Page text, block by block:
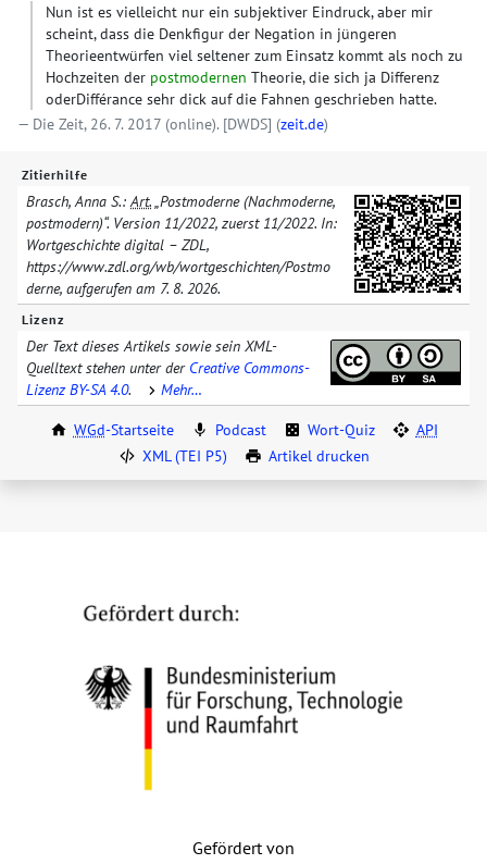
Nun ist es vielleicht nur ein subjektiver Eindruck, aber mir
scheint, dass die Denkfigur der Negation in jüngeren
Theorieentwürfen viel seltener zum Einsatz kommt als noch zu
Hochzeiten der postmodernen Theorie, die sich ja Differenz
oderDifférance sehr dick auf die Fahnen geschrieben hatte.
Die Zeit, 26. 7. 2017 (online). [DWDS] (zeit.de)
Zitierhilfe
Brasch, Anna S.:Art.„Postmoderne (Nachmoderne,
postmodern)“. Version 11/​2022, zuerst 11/​2022. In:
Wortgeschichte digital – ZDL,
https://www.zdl.org/​wb/​wortgeschichten/​Postmo
derne, aufgerufen am 7. 8. 2026.
Lizenz
Der Text dieses Artikels sowie sein XML-
Quelltext stehen unter der Creative Commons-
Lizenz BY-SA 4.0. Mehr…
WGd-Startseite Podcast Wort-Quiz
API
XML (TEI P5)
Artikel drucken
Gefördert von